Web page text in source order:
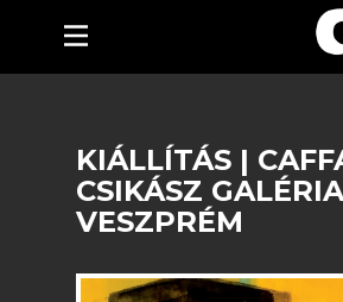
KIÁLLÍTÁS |
CSIKÁSZ
VESZPRÉM